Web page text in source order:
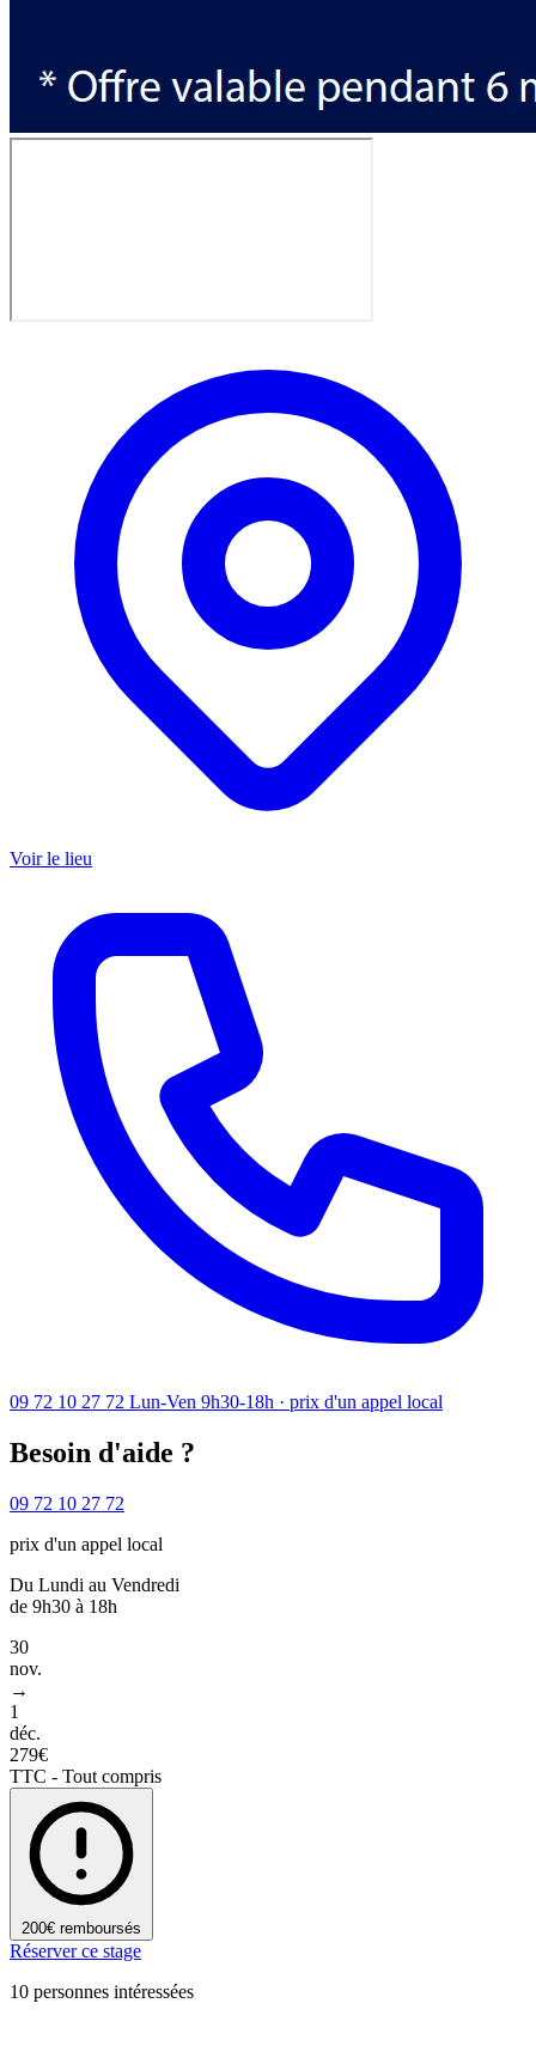
Voir le lieu
09 72 10 27 72 Lun-Ven 9h30-18h · prix d'un appel local
Besoin d'aide ?
09 72 10 27 72
prix d'un appel local
Du Lundi au Vendredi
de 9h30 à 18h
30
nov.
→
1
déc.
279€
TTC - Tout compris
200€ remboursés
Réserver ce stage
10 personnes intéressées